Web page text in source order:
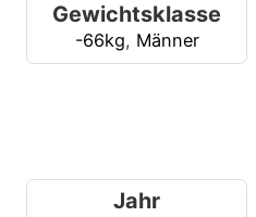
Gewichtsklasse
-66kg, Männer
Jahr